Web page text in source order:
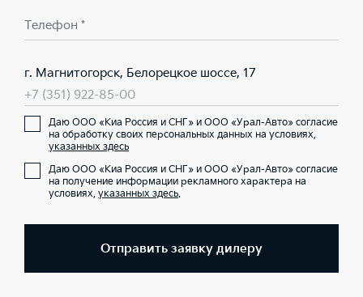
Телефон *
г. Магнитогорск, Белорецкое шоссе, 17
+7 (351) 922-85-00
Даю ООО «Киа Россия и СНГ» и ООО «Урал-Авто» согласие
на обработку своих персональных данных на условиях,
указанных здесь
Даю ООО «Киа Россия и СНГ» и ООО «Урал-Авто» согласие
на получение информации рекламного характера на
условиях, указанных здесь.
Отправить заявку дилеру